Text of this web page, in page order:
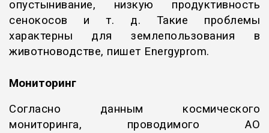
опустынивание, низкую продуктивность
сенокосов и т. д. Такие проблемы
характерны для землепользования в
животноводстве, пишет Еnergyprom.
Мониторинг
Согласно данным космического
мониторинга, проводимого АО